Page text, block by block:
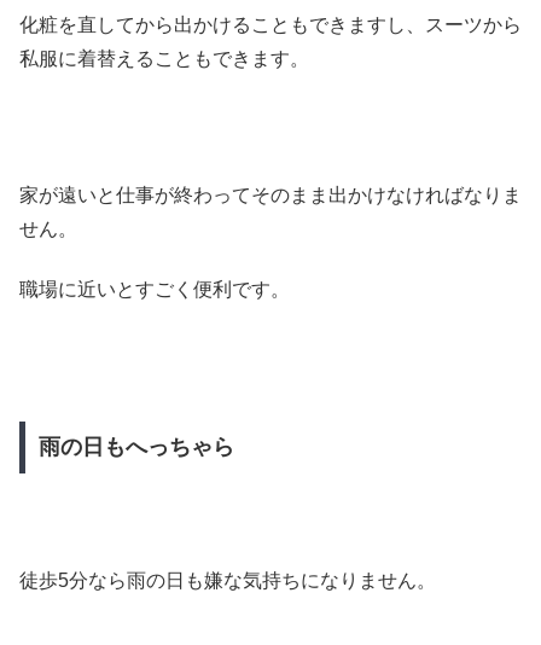
化粧を直してから出かけることもできますし、スーツから
私服に着替えることもできます。
家が遠いと仕事が終わってそのまま出かけなければなりま
せん。
職場に近いとすごく便利です。
雨の日もへっちゃら
徒歩5分なら雨の日も嫌な気持ちになりません。